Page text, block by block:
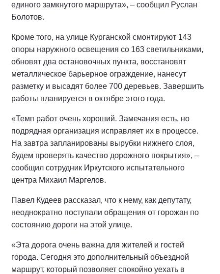
единого замкнутого маршрута», – сообщил Руслан
Болотов.
Кроме того, на улице Курганской смонтируют 143
опоры наружного освещения со 163 светильниками,
обновят два остановочных пункта, восстановят
металлическое барьерное ограждение, нанесут
разметку и высадят более 700 деревьев. Завершить
работы планируется в октябре этого года.
«Темп работ очень хороший. Замечания есть, но
подрядная организация исправляет их в процессе.
На завтра запланированы вырубки нижнего слоя,
будем проверять качество дорожного покрытия», –
сообщил сотрудник Иркутского испытательного
центра Михаил Маргелов.
Павел Кудеев рассказал, что к нему, как депутату,
неоднократно поступали обращения от горожан по
состоянию дороги на этой улице.
«Эта дорога очень важна для жителей и гостей
города. Сегодня это дополнительный объездной
маршрут, который позволяет спокойно уехать в